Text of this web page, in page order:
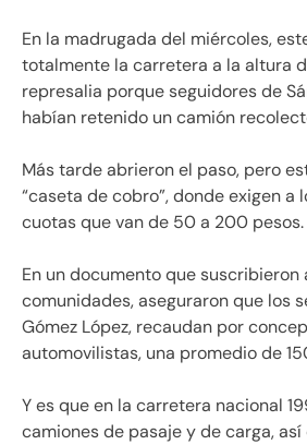
En la madrugada del miércoles,
totalmente la carretera a la altura
represalia porque seguidores de
habían retenido un camión
Más tarde abrieron el paso, pero
“caseta de cobro”, donde exigen a
cuotas que van de 50 a 200 pesos.
En un documento que suscribieron
comunidades, aseguraron que los
Gómez López, recaudan por
automovilistas, una promedio de
Y es que en la carretera nacional
camiones de pasaje y de carga,